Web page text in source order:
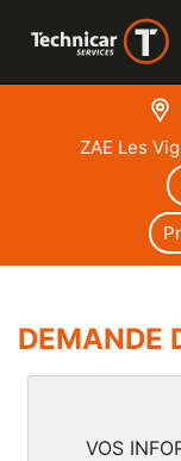
ZAE Les
DEMANDE
VOS